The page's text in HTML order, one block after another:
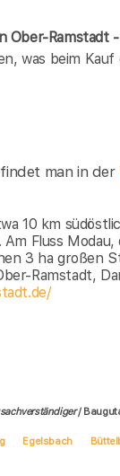
Ober-Ramstadt
was beim
man in der
10 km
Am Fluss
3 ha großen
Ramstadt,
/
Egelsbach